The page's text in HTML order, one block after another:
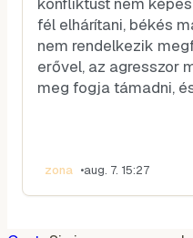
fél elhárítani, békés
nem rendelkezik
erővel, az agresszor
meg fogja támadni,
zona •aug. 7. 15:27